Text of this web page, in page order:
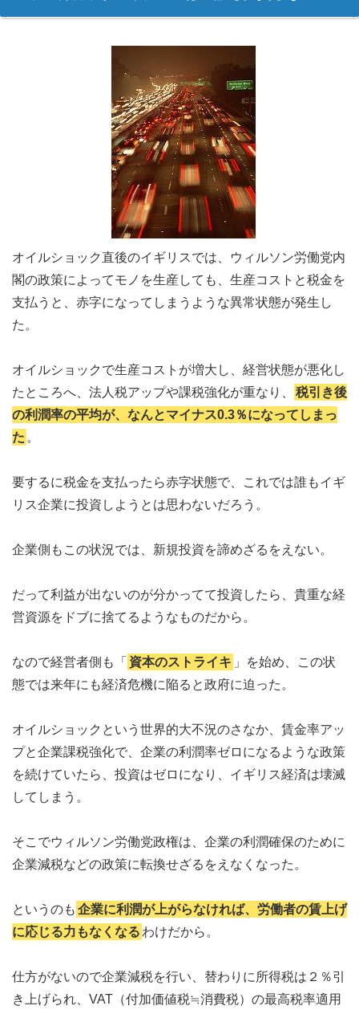
オイルショック直後のイギリスでは、ウィルソン労働党内
閣の政策によってモノを生産しても、生産コストと税金を
支払うと、赤字になってしまうような異常状態が発生し
た。
オイルショックで生産コストが増大し、経営状態が悪化し
たところへ、法人税アップや課税強化が重なり、
税引き後
の利潤率の平均が、なんとマイナス0.3％になってしまっ
た 。
要するに税金を支払ったら赤字状態で、これでは誰もイギ
リス企業に投資しようとは思わないだろう。
企業側もこの状況では、新規投資を諦めざるをえない。
だって利益が出ないのが分かってて投資したら、貴重な経
営資源をドブに捨てるようなものだから。
なので経営者側も「 資本のストライキ 」を始め、この状
態では来年にも経済危機に陥ると政府に迫った。
オイルショックという世界的大不況のさなか、賃金率アッ
プと企業課税強化で、企業の利潤率ゼロになるような政策
を続けていたら、投資はゼロになり、イギリス経済は壊滅
してしまう。
そこでウィルソン労働党政権は、企業の利潤確保のために
企業減税などの政策に転換せざるをえなくなった。
というのも 企業に利潤が上がらなければ、労働者の賃上げ
に応じる力もなくなる わけだから。
仕方がないので企業減税を行い、替わりに所得税は２％引
き上げられ、VAT（付加価値税≒消費税）の最高税率適用